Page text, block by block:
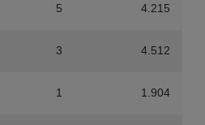
5 4.215
3 4.512
1 1.904